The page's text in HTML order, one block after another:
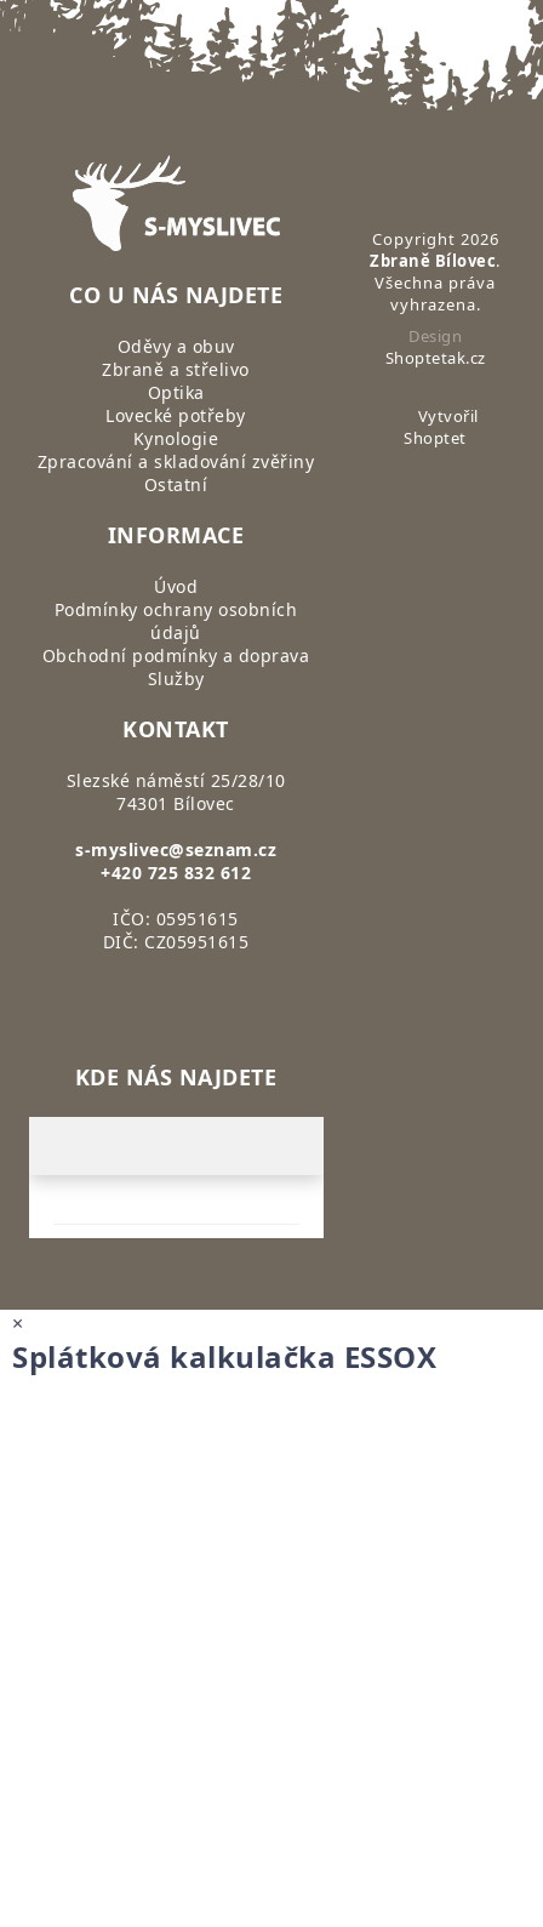
Zápatí
CO U NÁS NAJDETE
Oděvy a obuv
Zbraně a střelivo
Optika
Lovecké potřeby
Kynologie
Zpracování a skladování zvěřiny
Ostatní
INFORMACE
Úvod
Podmínky ochrany osobních
údajů
Obchodní podmínky a doprava
Služby
KONTAKT
Slezské náměstí 25/28/10
74301 Bílovec
s-myslivec@seznam.cz
+420 725 832 612
IČO: 05951615
DIČ: CZ05951615
KDE NÁS NAJDETE
Copyright 2026
Zbraně Bílovec.
Všechna práva
vyhrazena.
Design
Shoptetak.cz
Vytvořil
Shoptet
×
Splátková kalkulačka ESSOX